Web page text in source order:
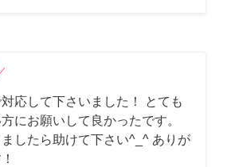
応して下さいました！ とても
にお願いして良かったです。
したら助けて下さい^_^ ありが